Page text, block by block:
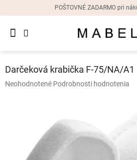
POŠTOVNÉ ZADARMO pri
Dámske
náušnice
Dámske
náhrdelníky
Darčeková krabička F-75/NA/A1
Priemerné
hviezdičiek.
Neohodnotené Podrobnosti hodnotenia